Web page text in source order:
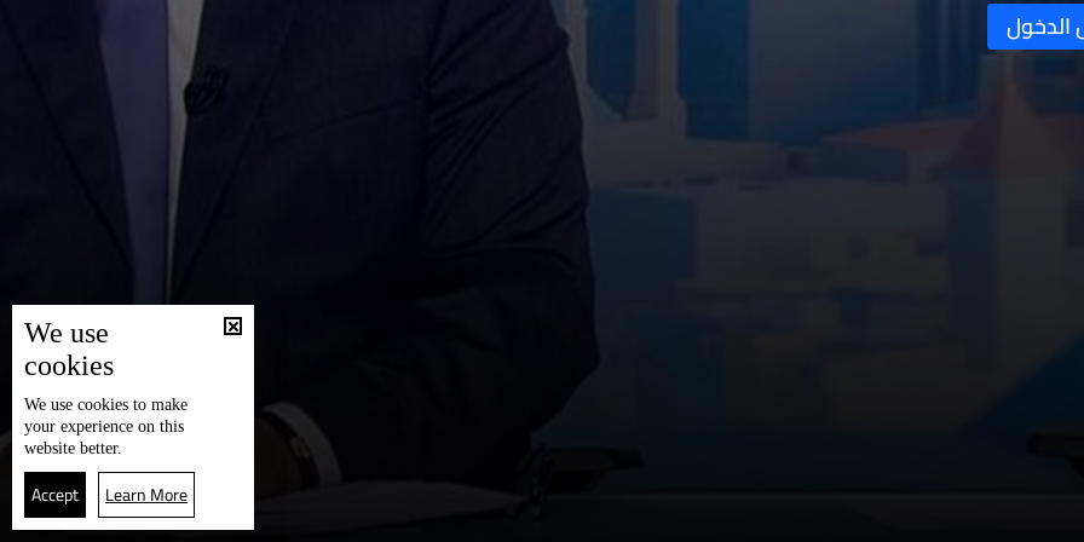
We use
cookies
We use cookies to make
your experience on this
website better.
Accept Learn More